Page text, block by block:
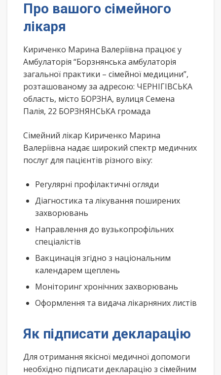
Про вашого сімейного
лікаря
Кириченко Марина Валеріївна працює у
Амбулаторія “Борзнянська амбулаторія
загальної практики – сімейної медицини”,
розташованому за адресою: ЧЕРНІГІВСЬКА
область, місто БОРЗНА, вулиця Семена
Палія, 22 БОРЗНЯНСЬКА громада
Сімейний лікар Кириченко Марина
Валеріївна надає широкий спектр медичних
послуг для пацієнтів різного віку:
Регулярні профілактичні огляди
Діагностика та лікування поширених
захворювань
Направлення до вузькопрофільних
спеціалістів
Вакцинація згідно з національним
календарем щеплень
Моніторинг хронічних захворювань
Оформлення та видача лікарняних листів
Як підписати декларацію
Для отримання якісної медичної допомоги
необхідно підписати декларацію з сімейним